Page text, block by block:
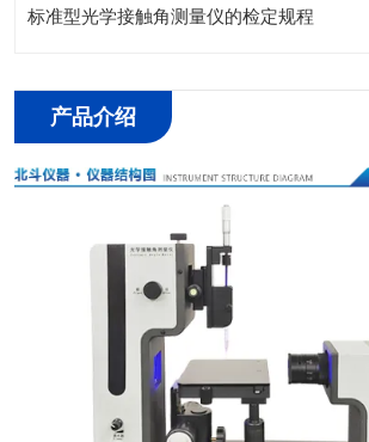
标准型光学接触角测量仪的检定规程
产品介绍